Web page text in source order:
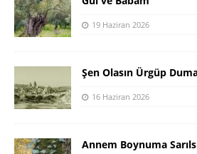
19 Haziran 2026
Şen Olasın Ürgüp
16 Haziran 2026
Annem Boynuma